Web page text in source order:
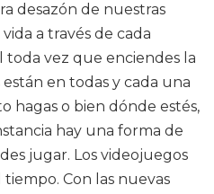
desazón de nuestras
a través de cada
toda vez que enciendes la
en todas y cada una
hagas o bien dónde estés,
hay una forma de
jugar. Los videojuegos
Con las nuevas